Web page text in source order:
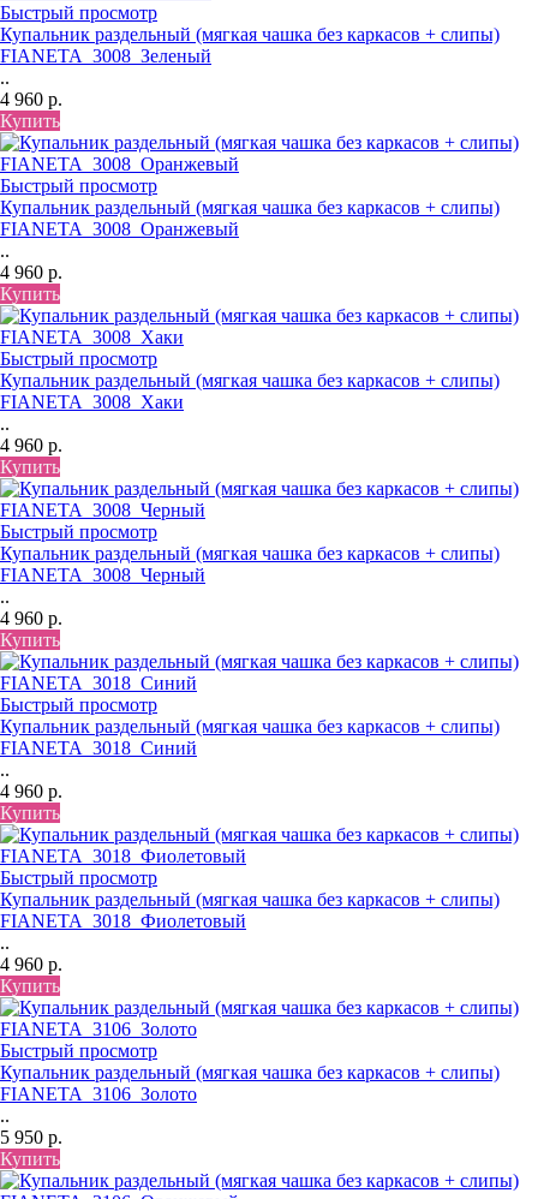
Быстрый просмотр
Купальник раздельный (мягкая чашка без каркасов + слипы)
FIANETA_3008_Зеленый
..
4 960 р.
Купить
Быстрый просмотр
Купальник раздельный (мягкая чашка без каркасов + слипы)
FIANETA_3008_Оранжевый
..
4 960 р.
Купить
Быстрый просмотр
Купальник раздельный (мягкая чашка без каркасов + слипы)
FIANETA_3008_Хаки
..
4 960 р.
Купить
Быстрый просмотр
Купальник раздельный (мягкая чашка без каркасов + слипы)
FIANETA_3008_Черный
..
4 960 р.
Купить
Быстрый просмотр
Купальник раздельный (мягкая чашка без каркасов + слипы)
FIANETA_3018_Синий
..
4 960 р.
Купить
Быстрый просмотр
Купальник раздельный (мягкая чашка без каркасов + слипы)
FIANETA_3018_Фиолетовый
..
4 960 р.
Купить
Быстрый просмотр
Купальник раздельный (мягкая чашка без каркасов + слипы)
FIANETA_3106_Золото
..
5 950 р.
Купить